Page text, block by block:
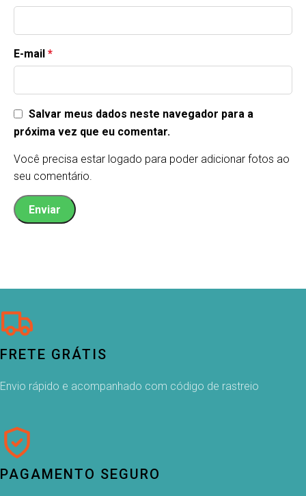
E-mail *
Salvar meus dados neste navegador para a
próxima vez que eu comentar.
Você precisa estar logado para poder adicionar fotos ao
seu comentário.
FRETE GRÁTIS
Envio rápido e acompanhado com código de rastreio
PAGAMENTO SEGURO